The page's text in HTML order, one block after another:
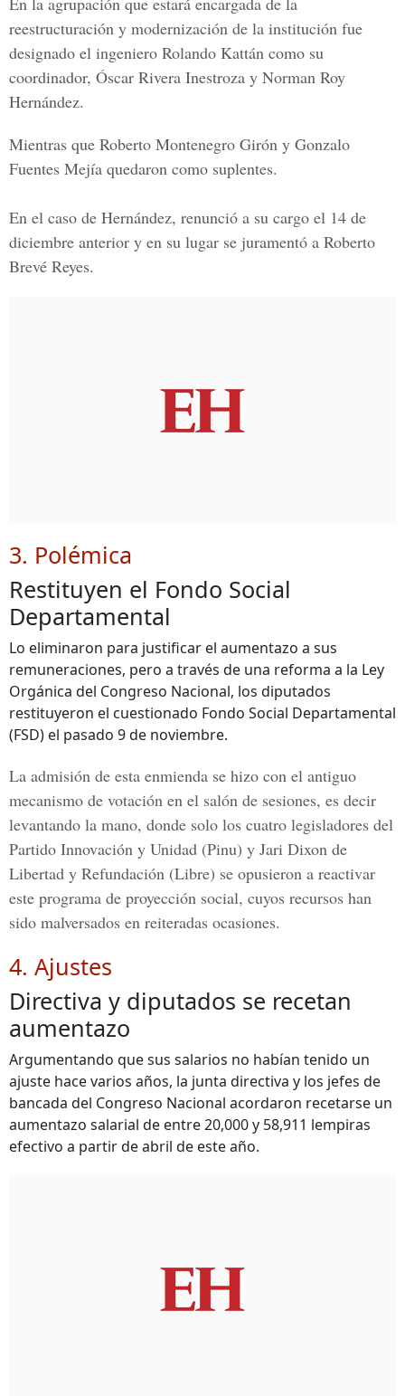
reestructuración y modernización de la institución fue
designado el ingeniero Rolando Kattán como su
coordinador, Óscar Rivera Inestroza y Norman Roy
Hernández.
Mientras que Roberto Montenegro Girón y Gonzalo
Fuentes Mejía quedaron como suplentes.
En el caso de Hernández, renunció a su cargo el 14 de
diciembre anterior y en su lugar se juramentó a Roberto
Brevé Reyes.
3. Polémica
Restituyen el Fondo Social
Departamental
Lo eliminaron para justificar el aumentazo a sus
remuneraciones, pero a través de una reforma a la Ley
Orgánica del Congreso Nacional, los diputados
restituyeron el cuestionado Fondo Social Departamental
(FSD) el pasado 9 de noviembre.
La admisión de esta enmienda se hizo con el antiguo
mecanismo de votación en el salón de sesiones, es decir
levantando la mano, donde solo los cuatro legisladores del
Partido Innovación y Unidad (Pinu) y Jari Dixon de
Libertad y Refundación (Libre) se opusieron a reactivar
este programa de proyección social, cuyos recursos han
sido malversados en reiteradas ocasiones.
4. Ajustes
Directiva y diputados se recetan
aumentazo
Argumentando que sus salarios no habían tenido un
ajuste hace varios años, la junta directiva y los jefes de
bancada del Congreso Nacional acordaron recetarse un
aumentazo salarial de entre 20,000 y 58,911 lempiras
efectivo a partir de abril de este año.